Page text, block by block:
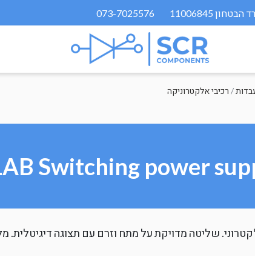
073-7025576
רכיבי אלקטרוניקה /